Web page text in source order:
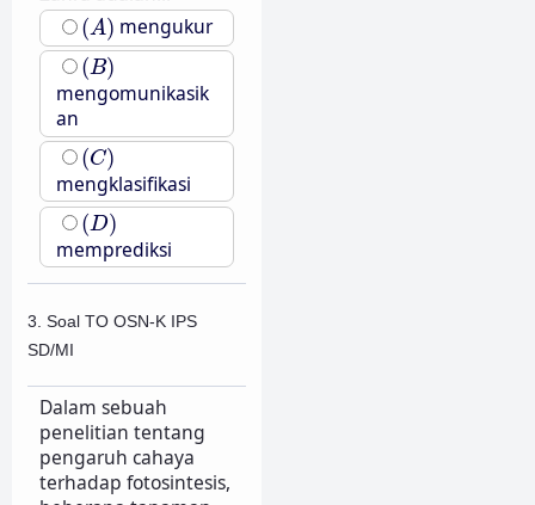
(A)
(A) mengukur
(B)
(B)
mengomunikasik
an
(C)
(C)
mengklasifikasi
(D)
(D)
memprediksi
3. Soal TO OSN-K IPS
SD/MI
Dalam sebuah
penelitian tentang
pengaruh cahaya
terhadap fotosintesis,